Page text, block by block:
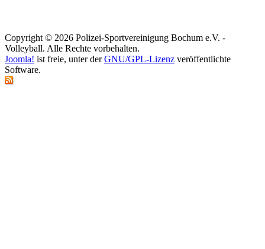
Copyright © 2026 Polizei-Sportvereinigung Bochum e.V. -
Volleyball. Alle Rechte vorbehalten.
Joomla! ist freie, unter derGNU/GPL-Lizenz veröffentlichte
Software.